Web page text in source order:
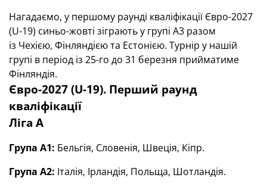
Нагадаємо, у першому раунді кваліфікації Євро-2027
(U-19) синьо-жовті зіграють у групі А3 разом
із Чехією, Фінляндією та Естонією. Турнір у нашій
групі в період із 25-го до 31 березня прийматиме
Фінляндія.
Євро-2027 (U-19). Перший раунд
кваліфікації
Ліга А
Група А1: Бельгія, Словенія, Швеція, Кіпр.
Група А2: Італія, Ірландія, Польща, Шотландія.